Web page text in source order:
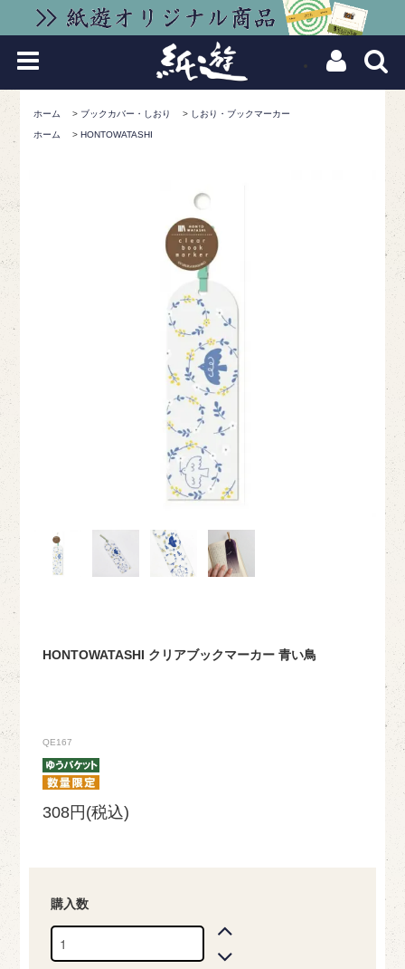
ホーム > ブックカバー・しおり > しおり・ブックマーカー
ホーム >HONTOWATASHI
HONTOWATASHI クリアブックマーカー 青い鳥
QE167
308円(税込)
購入数